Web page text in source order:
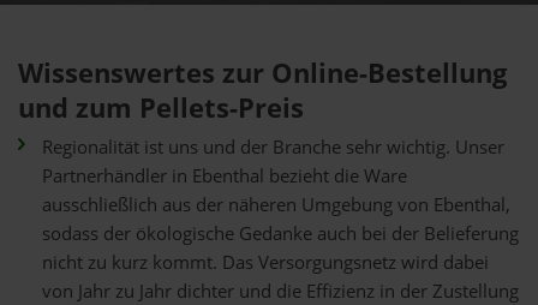
Wissenswertes zur Online-Bestellung
und zum Pellets-Preis
Regionalität ist uns und der Branche sehr wichtig. Unser
Partnerhändler in Ebenthal bezieht die Ware
ausschließlich aus der näheren Umgebung von Ebenthal,
sodass der ökologische Gedanke auch bei der Belieferung
nicht zu kurz kommt. Das Versorgungsnetz wird dabei
von Jahr zu Jahr dichter und die Effizienz in der Zustellung